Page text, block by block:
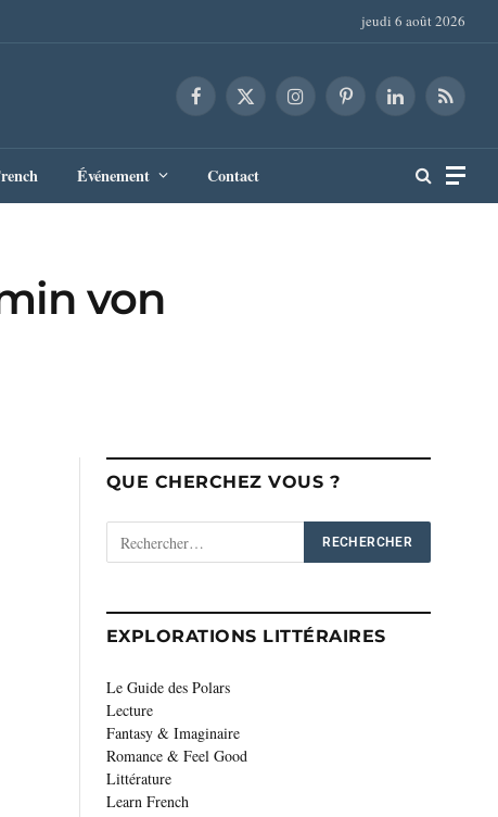
jeudi 6 août 2026
Facebook
X
InstagramPinterestLinkedInRSS
Événement Contact
von
QUE CHERCHEZ VOUS ?
EXPLORATIONS LITTÉRAIRES
Le Guide des Polars
Lecture
Fantasy & Imaginaire
Romance & Feel Good
Littérature
Learn French